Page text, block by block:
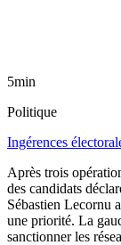
5min
Politique
Ingérences
Après trois
des candidats
Sébastien Lecornu
une priorité. La
sanctionner les